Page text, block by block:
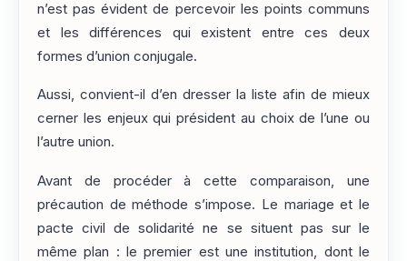
n’est pas évident de percevoir les points communs
et les différences qui existent entre ces deux
formes d’union conjugale.
Aussi, convient-il d’en dresser la liste afin de mieux
cerner les enjeux qui président au choix de l’une ou
l’autre union.
Avant de procéder à cette comparaison, une
précaution de méthode s’impose. Le mariage et le
pacte civil de solidarité ne se situent pas sur le
même plan : le premier est une institution, dont le